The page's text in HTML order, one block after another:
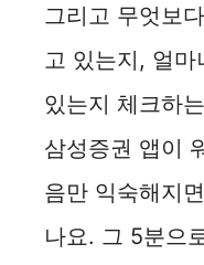
그리고 무엇보
고 있는지, 얼마
있는지 체크하
삼성증권 앱이
음만 익숙해지
나요. 그 5분으